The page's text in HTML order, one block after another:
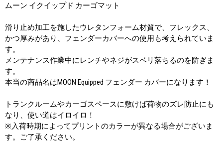
ムーン イクイップド カーゴマット
滑り止め加工を施したウレタンフォーム材質で、フレックス、
かつ厚みがあり、フェンダーカバーへの使用も考えられていま
す。
メンテナンス作業中にレンチやネジがスベリ落ちるのを防ぎま
す。
本当の商品名はMOON Equipped フェンダー カバーになります！
トランクルームやカーゴスペースに敷けば荷物のズレ防止にも
なり、使い道はイロイロ！
※入荷時期によってプリントのカラーが異なる場合がございま
す。ご了承ください。